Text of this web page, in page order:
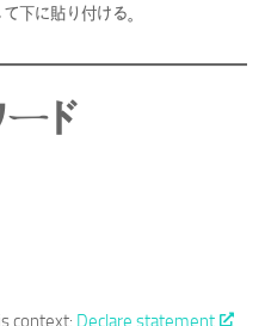
下に貼り付ける。
ド
context: Declare statement .